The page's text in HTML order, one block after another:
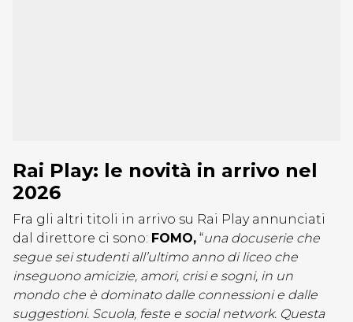
Rai Play: le novità in arrivo nel
2026
Fra gli altri titoli in arrivo su Rai Play annunciati
dal direttore ci sono: FOMO, “una docuserie che
segue sei studenti all’ultimo anno di liceo che
inseguono amicizie, amori, crisi e sogni, in un
mondo che è dominato dalle connessioni e dalle
suggestioni. Scuola, feste e social network. Questa